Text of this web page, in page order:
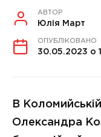
АВТОР
Юлія Март
ОПУБЛІКОВАНО
30.05.2023 о
В
Олександра